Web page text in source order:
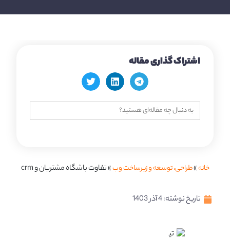
اشتراک گذاری مقاله
جستجو
برای:
خانه»طراحی، توسعه و زیرساخت وب»تفاوت باشگاه مشتریان و crm
تاریخ نوشته:4 آذر 1403